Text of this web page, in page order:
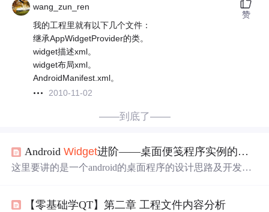
wang_zun_ren
我的工程里就有以下几个文件：
继承AppWidgetProvider的类。
widget描述xml。
widget布局xml。
AndroidManifest.xml。
2010-11-02
赞
——到底了——
AndroidWidget进阶——桌面便笺程序实例的实现流程与美化设计（图）
这里要讲的是一个android的桌面程序的设计思路及开发实
可知本软件的用途，在这个软件开发之前我给出的一些这
【零基础学QT】第二章 工程文件内容分析